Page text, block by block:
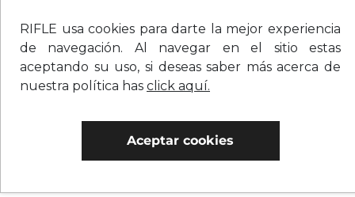
RIFLE usa cookies para darte la mejor experiencia
de navegación. Al navegar en el sitio estas
aceptando su uso, si deseas saber más acerca de
nuestra política has click aquí.
Aceptar cookies